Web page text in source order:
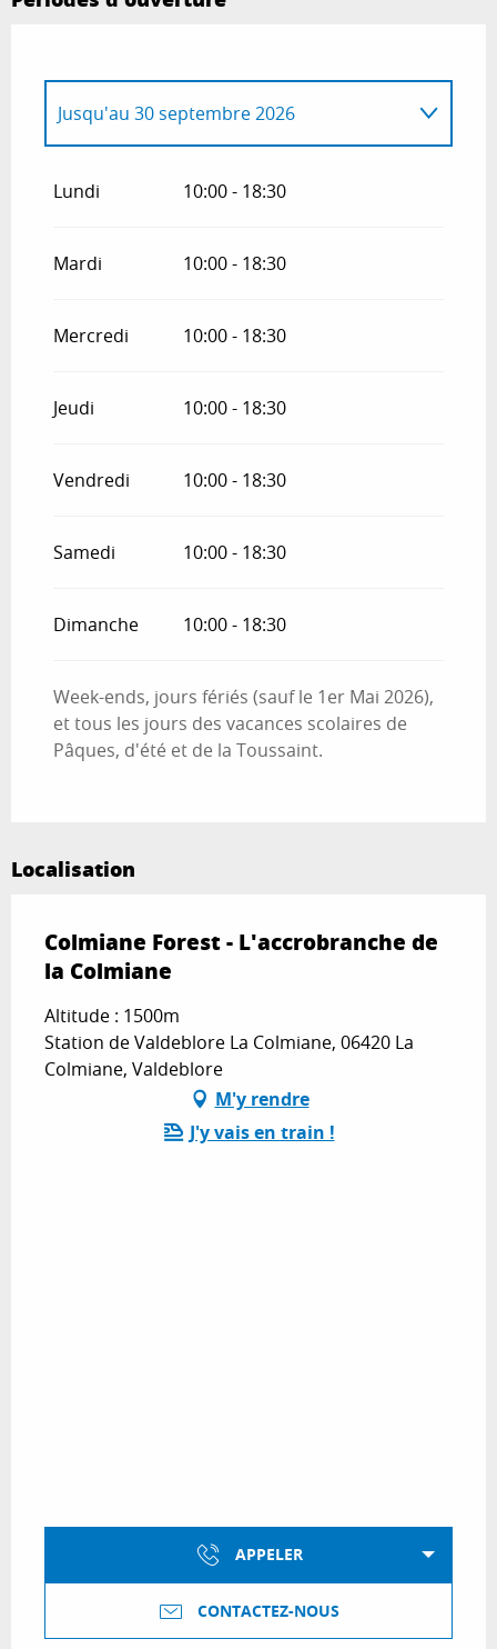
Jusqu'au 30 septembre 2026
Lundi 10:00 - 18:30
Mardi 10:00 - 18:30
Mercredi 10:00 - 18:30
Jeudi 10:00 - 18:30
Vendredi 10:00 - 18:30
Samedi 10:00 - 18:30
Dimanche 10:00 - 18:30
Week-ends, jours fériés (sauf le 1er Mai 2026),
et tous les jours des vacances scolaires de
Pâques, d'été et de la Toussaint.
Localisation
Colmiane Forest - L'accrobranche de
la Colmiane
Altitude : 1500m
Station de Valdeblore La Colmiane, 06420 La
Colmiane, Valdeblore
M'y rendre
J'y vais en train !
APPELER
CONTACTEZ-NOUS